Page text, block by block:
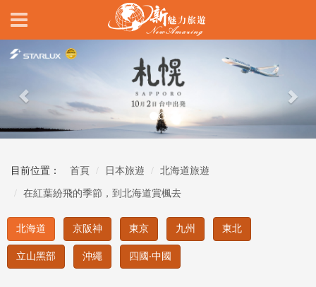
Previous
目前位置： 首頁 日本旅遊 北海道旅遊
在紅葉紛飛的季節，到北海道賞楓去
北海道 京阪神 東京 九州 東北
立山黑部 沖繩 四國‧中國